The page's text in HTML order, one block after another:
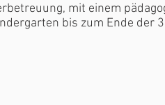
mit einem
bis zum Ende der